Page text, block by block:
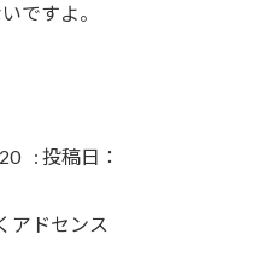
ですよ。
: 投稿日：
アドセンス